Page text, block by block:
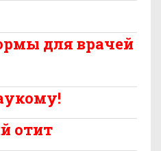
для врачей
отит